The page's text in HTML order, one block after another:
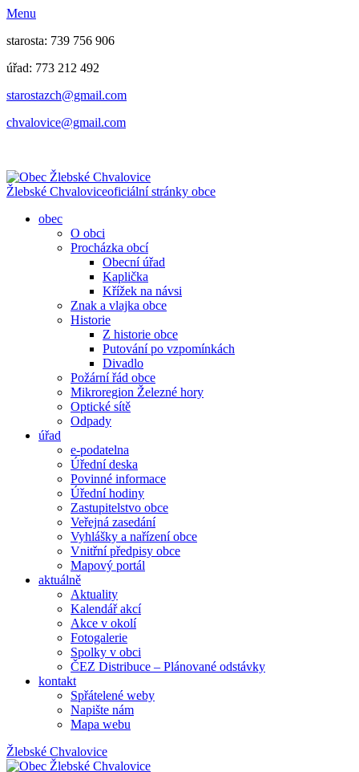
Menu
starosta: 739 756 906
úřad: 773 212 492
​​​​starostazch@gmail.com
​​​​chvalovice@gmail.com
Žlebské Chvaloviceoficiální stránky obce
obec
O obci
Procházka obcí
Obecní úřad
Kaplička
Křížek na návsi
Znak a vlajka obce
Historie
Z historie obce
Putování po vzpomínkách
Divadlo
Požární řád obce
Mikroregion Železné hory
Optické sítě
Odpady
úřad
e-podatelna
Úřední deska
Povinné informace
Úřední hodiny
Zastupitelstvo obce
Veřejná zasedání
Vyhlášky a nařízení obce
Vnitřní předpisy obce
Mapový portál
aktuálně
Aktuality
Kalendář akcí
Akce v okolí
Fotogalerie
Spolky v obci
ČEZ Distribuce – Plánované odstávky
kontakt
Spřátelené weby
Napište nám
Mapa webu
Žlebské Chvalovice